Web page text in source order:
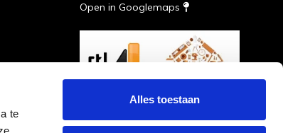
te
Alles toestaan
Open in Googlemaps